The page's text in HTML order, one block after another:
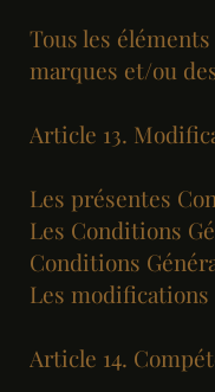
Tous les
marques et/ou
Article 13.
Les présentes
Les Conditions
Conditions
Les modifications
Article 14.